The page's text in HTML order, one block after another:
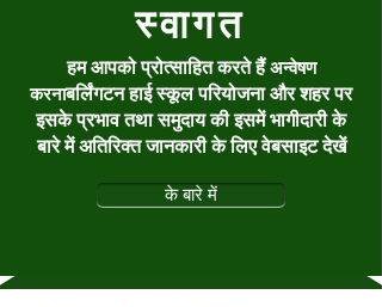
स्वागत
हम आपको प्रोत्साहित करते हैंअन्वेषण
करनाबर्लिंगटन हाई स्कूल परियोजना और शहर पर
इसके प्रभाव तथा समुदाय की इसमें भागीदारी के
बारे में अतिरिक्त जानकारी के लिए वेबसाइट देखें
के बारे में